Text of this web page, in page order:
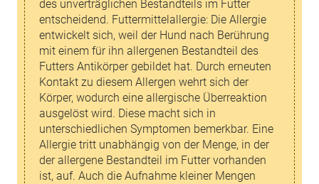
des unverträglichen Bestandteils im Futter
entscheidend. Futtermittelallergie: Die Allergie
entwickelt sich, weil der Hund nach Berührung
mit einem für ihn allergenen Bestandteil des
Futters Antikörper gebildet hat. Durch erneuten
Kontakt zu diesem Allergen wehrt sich der
Körper, wodurch eine allergische Überreaktion
ausgelöst wird. Diese macht sich in
unterschiedlichen Symptomen bemerkbar. Eine
Allergie tritt unabhängig von der Menge, in der
der allergene Bestandteil im Futter vorhanden
ist, auf. Auch die Aufnahme kleiner Mengen